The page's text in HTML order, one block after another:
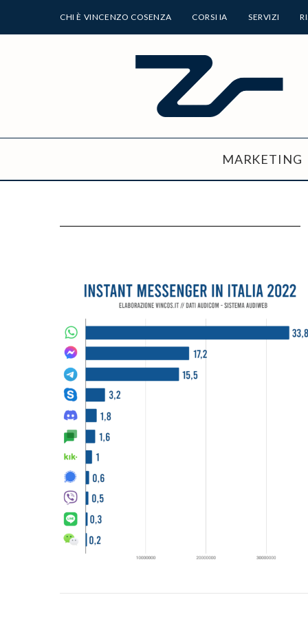
CHI È VINCENZO COSENZA CORSI IA SERVIZI
MARKETING